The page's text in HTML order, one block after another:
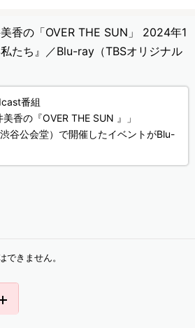
香の「OVER THE SUN」 2024年1
たち』／Blu-ray（TBSオリジナル
番組
香の『OVER THE SUN 』」
谷公会堂）で開催したイベントがBlu-
できません。